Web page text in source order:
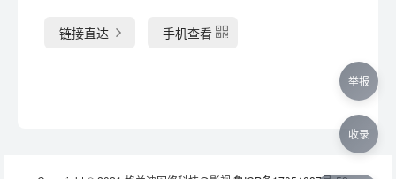
链接直达 手机查看
举报
收录